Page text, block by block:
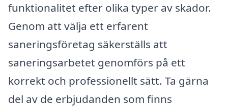
funktionalitet efter olika typer av skador.
Genom att välja ett erfarent
saneringsföretag säkerställs att
saneringsarbetet genomförs på ett
korrekt och professionellt sätt. Ta gärna
del av de erbjudanden som finns